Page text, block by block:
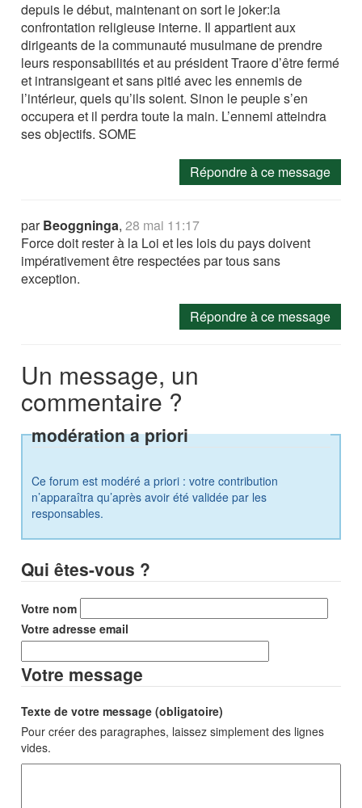
depuis le début, maintenant on sort le joker:la
confrontation religieuse interne. Il appartient aux
dirigeants de la communauté musulmane de prendre
leurs responsabilités et au président Traore d’être fermé
et intransigeant et sans pitié avec les ennemis de
l’intérieur, quels qu’ils soient. Sinon le peuple s’en
occupera et il perdra toute la main. L’ennemi atteindra
ses objectifs. SOME
Répondre à ce message
parBeoggninga,28 mai 11:17
Force doit rester à la Loi et les lois du pays doivent
impérativement être respectées par tous sans
exception.
Répondre à ce message
Un message, un
commentaire ?
modération a priori
Ce forum est modéré a priori : votre contribution
n’apparaîtra qu’après avoir été validée par les
responsables.
Qui êtes-vous ?
Votre nom
Votre adresse email
Votre message
Texte de votre message (obligatoire)
Pour créer des paragraphes, laissez simplement des lignes
vides.